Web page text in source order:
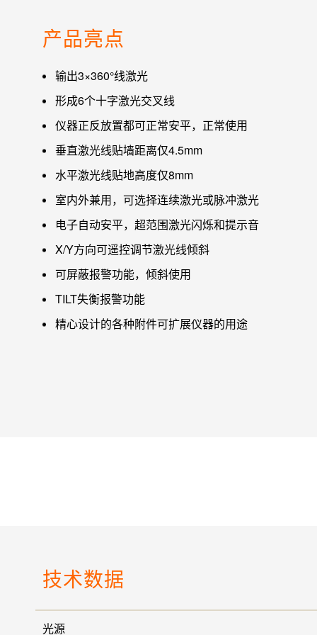
产品亮点
输出3×360°线激光
形成6个十字激光交叉线
仪器正反放置都可正常安平，正常使用
垂直激光线贴墙距离仅4.5mm
水平激光线贴地高度仅8mm
室内外兼用，可选择连续激光或脉冲激光
电子自动安平，超范围激光闪烁和提示音
X/Y方向可遥控调节激光线倾斜
可屏蔽报警功能，倾斜使用
TILT失衡报警功能
精心设计的各种附件可扩展仪器的用途
技术数据
光源